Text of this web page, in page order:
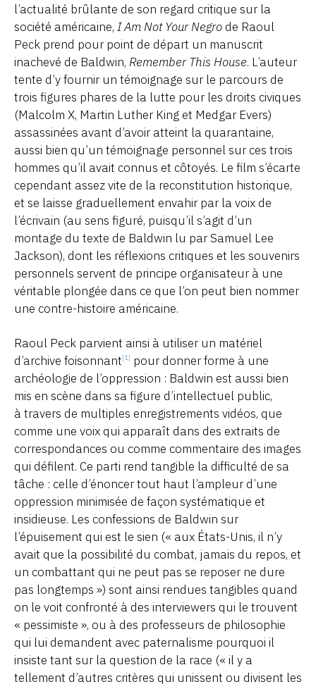
l’actualité brûlante de son regard critique sur la
société américaine, I Am Not Your Negro de Raoul
Peck prend pour point de départ un manuscrit
inachevé de Baldwin, Remember This House. L’auteur
tente d’y fournir un témoignage sur le parcours de
trois figures phares de la lutte pour les droits civiques
(Malcolm X, Martin Luther King et Medgar Evers)
assassinées avant d’avoir atteint la quarantaine,
aussi bien qu’un témoignage personnel sur ces trois
hommes qu’il avait connus et côtoyés. Le film s’écarte
cependant assez vite de la reconstitution historique,
et se laisse graduellement envahir par la voix de
l’écrivain (au sens figuré, puisqu’il s’agit d’un
montage du texte de Baldwin lu par Samuel Lee
Jackson), dont les réflexions critiques et les souvenirs
personnels servent de principe organisateur à une
véritable plongée dans ce que l’on peut bien nommer
une contre-histoire américaine.
Raoul Peck parvient ainsi à utiliser un matériel
d’archive foisonnant[1] pour donner forme à une
archéologie de l’oppression : Baldwin est aussi bien
mis en scène dans sa figure d’intellectuel public,
à travers de multiples enregistrements vidéos, que
comme une voix qui apparaît dans des extraits de
correspondances ou comme commentaire des images
qui défilent. Ce parti rend tangible la difficulté de sa
tâche : celle d’énoncer tout haut l’ampleur d’une
oppression minimisée de façon systématique et
insidieuse. Les confessions de Baldwin sur
l’épuisement qui est le sien (« aux États-Unis, il n’y
avait que la possibilité du combat, jamais du repos, et
un combattant qui ne peut pas se reposer ne dure
pas longtemps ») sont ainsi rendues tangibles quand
on le voit confronté à des interviewers qui le trouvent
« pessimiste », ou à des professeurs de philosophie
qui lui demandent avec paternalisme pourquoi il
insiste tant sur la question de la race (« il y a
tellement d’autres critères qui unissent ou divisent les